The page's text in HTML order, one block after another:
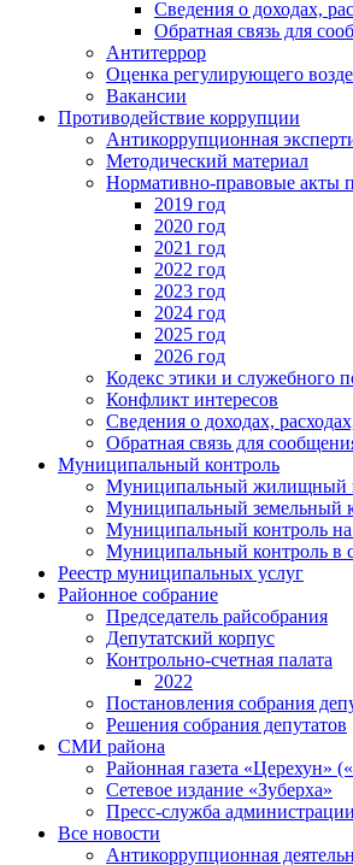
Сведения о доходах,
Обратная связь для
Антитеррор
Оценка регулирующего
Вакансии
Противодействие коррупции
Антикоррупционная
Методический материал
Нормативно-правовые акты
2019 год
2020 год
2021 год
2022 год
2023 год
2024 год
2025 год
2026 год
Кодекс этики и служебного
Конфликт интересов
Сведения о доходах,
Обратная связь для
Муниципальный контроль
Муниципальный жилищный
Муниципальный земельный
Муниципальный контроль на
Муниципальный контроль в
Реестр муниципальных услуг
Районное собрание
Председатель райсобрания
Депутатский корпус
Контрольно-счетная палата
2022
Постановления собрания
Решения собрания депутатов
СМИ района
Районная газета «Церехун»
Сетевое издание «Зуберха»
Пресс-служба администрации
Все новости
Антикоррупционная